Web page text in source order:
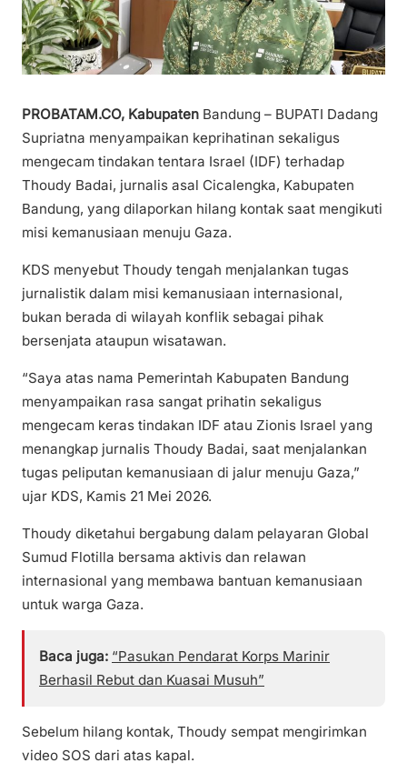
PROBATAM.CO, Kabupaten Bandung – BUPATI Dadang
Supriatna menyampaikan keprihatinan sekaligus
mengecam tindakan tentara Israel (IDF) terhadap
Thoudy Badai, jurnalis asal Cicalengka, Kabupaten
Bandung, yang dilaporkan hilang kontak saat mengikuti
misi kemanusiaan menuju Gaza.
KDS menyebut Thoudy tengah menjalankan tugas
jurnalistik dalam misi kemanusiaan internasional,
bukan berada di wilayah konflik sebagai pihak
bersenjata ataupun wisatawan.
“Saya atas nama Pemerintah Kabupaten Bandung
menyampaikan rasa sangat prihatin sekaligus
mengecam keras tindakan IDF atau Zionis Israel yang
menangkap jurnalis Thoudy Badai, saat menjalankan
tugas peliputan kemanusiaan di jalur menuju Gaza,”
ujar KDS, Kamis 21 Mei 2026.
Thoudy diketahui bergabung dalam pelayaran Global
Sumud Flotilla bersama aktivis dan relawan
internasional yang membawa bantuan kemanusiaan
untuk warga Gaza.
Baca juga: “Pasukan Pendarat Korps Marinir
Berhasil Rebut dan Kuasai Musuh”
Sebelum hilang kontak, Thoudy sempat mengirimkan
video SOS dari atas kapal.